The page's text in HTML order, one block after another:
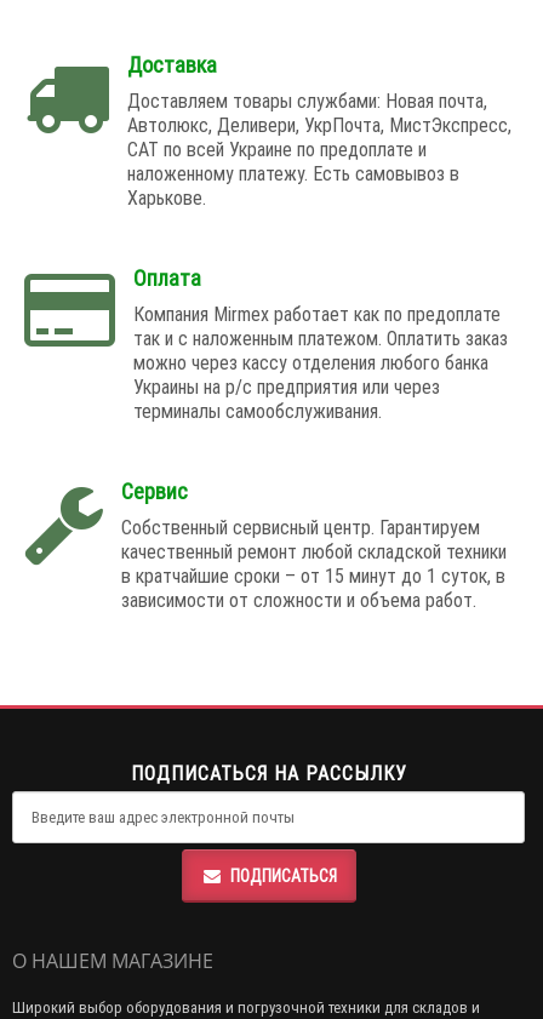
Доставка
Доставляем товары службами: Новая почта,
Автолюкс, Деливери, УкрПочта, МистЭкспресс,
САТ по всей Украине по предоплате и
наложенному платежу. Есть самовывоз в
Харькове.
Оплата
Компания Mirmex работает как по предоплате
так и с наложенным платежом. Оплатить заказ
можно через кассу отделения любого банка
Украины на р/с предприятия или через
терминалы самообслуживания.
Сервис
Собственный сервисный центр. Гарантируем
качественный ремонт любой складской техники
в кратчайшие сроки – от 15 минут до 1 суток, в
зависимости от сложности и объема работ.
ПОДПИСАТЬСЯ НА РАССЫЛКУ
ПОДПИСАТЬСЯ
О НАШЕМ МАГАЗИНЕ
Широкий выбор оборудования и погрузочной техники для складов и